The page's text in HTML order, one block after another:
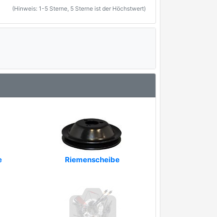
(Hinweis: 1-5 Sterne, 5 Sterne ist der Höchstwert)
Riemenscheibe